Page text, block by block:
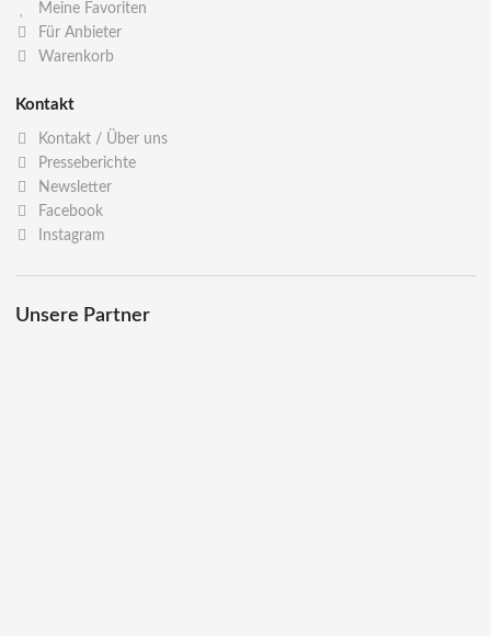
Meine Favoriten
Für Anbieter
Warenkorb
Kontakt
Kontakt / Über uns
Presseberichte
Newsletter
Facebook
Instagram
Unsere Partner